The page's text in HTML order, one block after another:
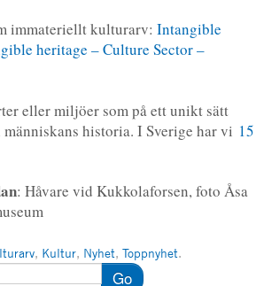
immateriellt kulturarv: Intangible
heritage – Culture Sector –
eller miljöer som på ett unikt sätt
historia. I Sverige har vi 15
: Håvare vid Kukkolaforsen, foto Åsa
, Kultur, Nyhet, Toppnyhet.
Go